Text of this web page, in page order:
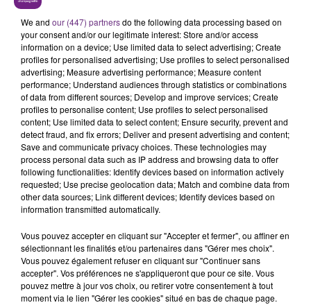
LE MAGASIN JOUÉCLUB DE REIMS FERME
SES PORTES
C'était l'une des institutions du centre-ville
rémois. Le magasin JouéClub est contraint de
fermer ses portes.
TITRES DIFFUSÉS
4h22
4h22
TAME IMPALA & JENNIE
Dracula
4h19
4h19
FLO DELAVEGA
Printemps Eternel
We and our (447) partnersdo the following data processing based on
your consent and/or our legitimate interest: Store and/or access
information on a device; Use limited data to select advertising; Create
profiles for personalised advertising; Use profiles to select personalised
advertising; Measure advertising performance; Measure content
performance; Understand audiences through statistics or combinations
of data from different sources; Develop and improve services; Create
profiles to personalise content; Use profiles to select personalised
content; Use limited data to select content; Ensure security, prevent and
detect fraud, and fix errors; Deliver and present advertising and content;
Save and communicate privacy choices. These technologies may
process personal data such as IP address and browsing data to offer
following functionalities: Identify devices based on information actively
requested; Use precise geolocation data; Match and combine data from
other data sources; Link different devices; Identify devices based on
information transmitted automatically.
Vous pouvez accepter en cliquant sur "Accepter et fermer", ou affiner en
sélectionnant les finalités et/ou partenaires dans "Gérer mes choix".
Vous pouvez également refuser en cliquant sur "Continuer sans
accepter". Vos préférences ne s'appliqueront que pour ce site. Vous
pouvez mettre à jour vos choix, ou retirer votre consentement à tout
moment via le lien "Gérer les cookies" situé en bas de chaque page.